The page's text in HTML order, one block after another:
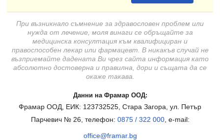
При възникнало съмнение за здравословен проблем или
нужда от лечение, моля винаги се обръщайте за
медицинска консултация към квалифициран и
правоспособен лекар или фармацевт. В никакъв случай не
възприемайте дадената Ви чрез сайта информация като
абсолютно достоверна и правилна, дори и същата да се
окаже такава.
Данни на Фрамар ООД:
Фрамар ООД, ЕИК: 123732525, Стара Загора, ул. Петър
Парчевич № 26, телефон: 0875 / 322 000, e-mail:
office@framar.bg